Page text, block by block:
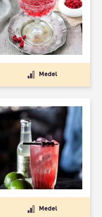
Medel
Medel